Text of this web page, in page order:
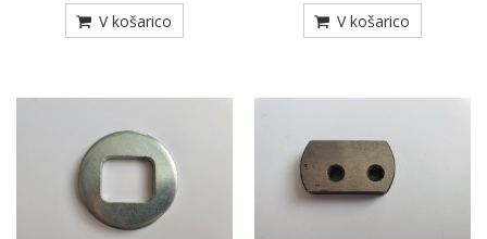
V košarico V košarico